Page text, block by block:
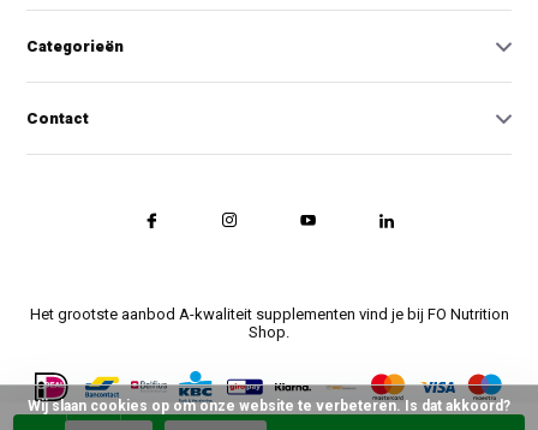
Categorieën
Contact
Het grootste aanbod A-kwaliteit supplementen vind je bij FO Nutrition
Shop.
Wij slaan cookies op om onze website te verbeteren. Is dat akkoord?